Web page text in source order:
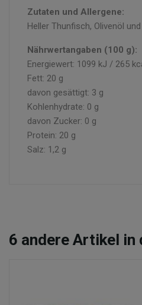
Zutaten und Allergene:
Heller Thunfisch, Olivenöl und
Nährwertangaben (100 g):
Energiewert: 1099 kJ / 265
Fett: 20 g
davon gesättigt: 3 g
Kohlenhydrate: 0 g
davon Zucker: 0 g
Protein: 20 g
Salz: 1,2 g
6 andere Artikel in